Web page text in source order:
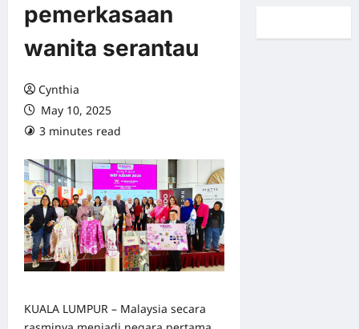
pemerkasaan
wanita serantau
Cynthia
May 10, 2025
3 minutes read
KUALA LUMPUR – Malaysia secara